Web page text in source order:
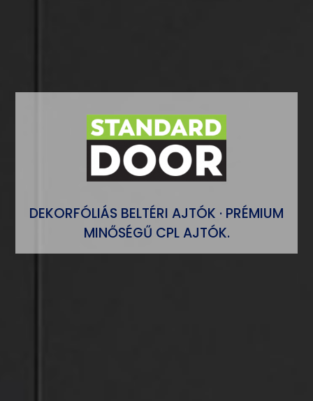
DEKORFÓLIÁS BELTÉRI AJTÓK · PRÉMIUM
MINŐSÉGŰ CPL AJTÓK.